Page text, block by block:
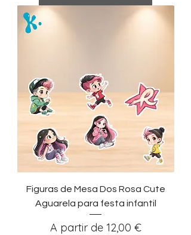
Figuras de Mesa Dos Rosa Cute
Aguarela para festa infantil
A partir de 12,00 €
Preço promocional